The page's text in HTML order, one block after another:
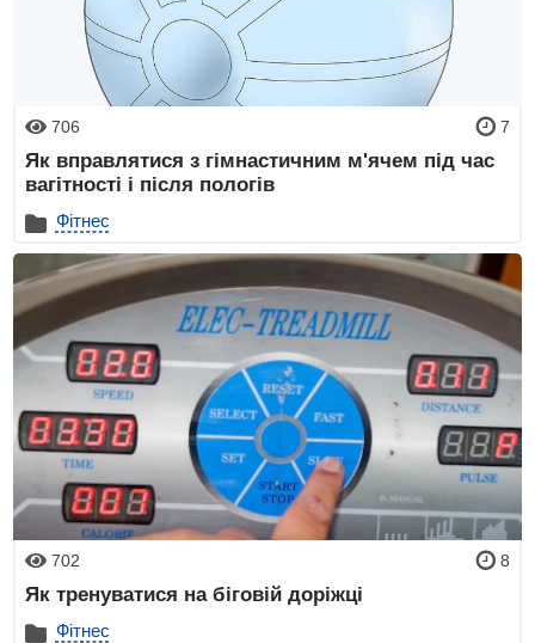
706 7
Як вправлятися з гімнастичним м'ячем під час
вагітності і після пологів
Фітнес
702 8
Як тренуватися на біговій доріжці
Фітнес